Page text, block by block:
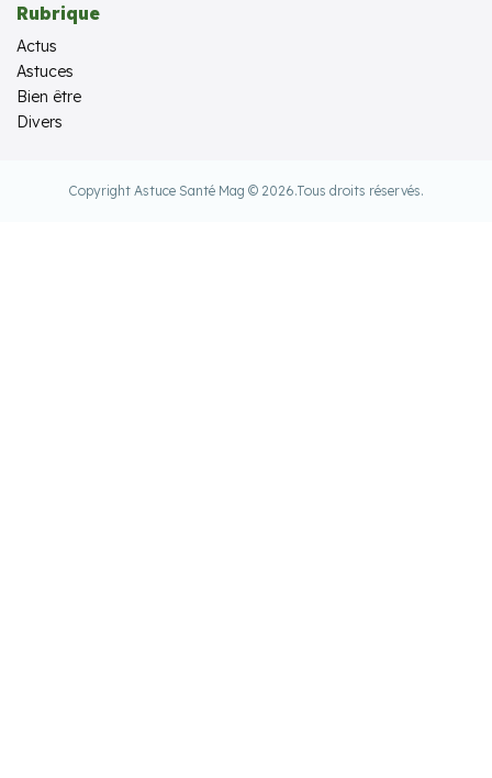
Rubrique
Actus
Astuces
Bien être
Divers
Copyright Astuce Santé Mag © 2026.Tous droits réservés.